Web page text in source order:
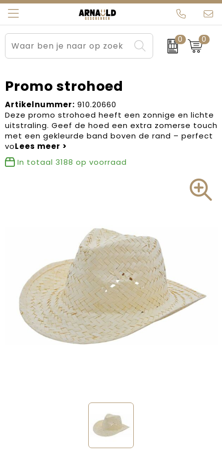
0 0
Relatiegeschenken
Sportkleding
Werkkleding
Kleding en textiel
Tassen
Beurs en Evenementen
Brievenbuspakketten
Carnaval
Dag van de Zorg
Kerstartikelen
Verjaardagen
Voetbal, EK en WK
Voor de bouw
Zomergeschenken
Arnauld Kerstpakketten
MijnEigenKadootje
Ons team
Contact
Blogs
Promo strohoed
Artikelnummer: 910.20660
Deze promo strohoed heeft een zonnige en lichte
uitstraling. Geef de hoed een extra zomerse touch
met een gekleurde band boven de rand – perfect
vo
In totaal 3188 op voorraad